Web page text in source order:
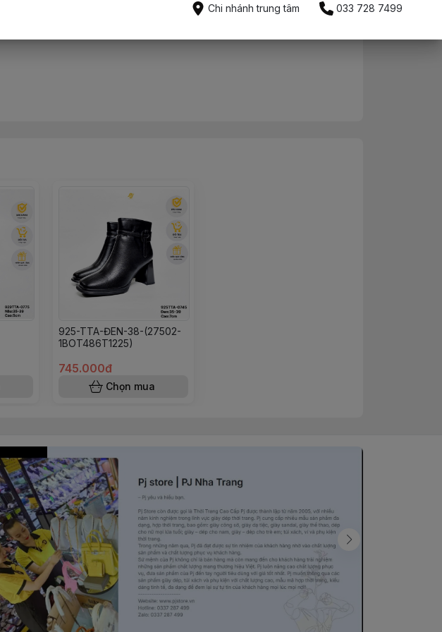
925-TTA-ĐEN-38-(27502-
1BOT486T1225)
745.000đ
Chọn mua
Chi nhánh trung tâm 033 728 7499